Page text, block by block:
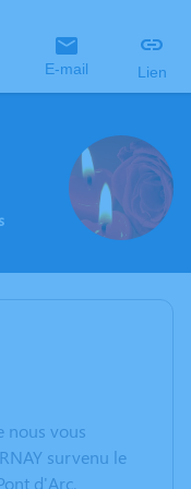
E-mail Lien
nous vous
survenu le
d'Arc.